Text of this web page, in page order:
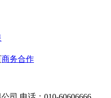
商务合作